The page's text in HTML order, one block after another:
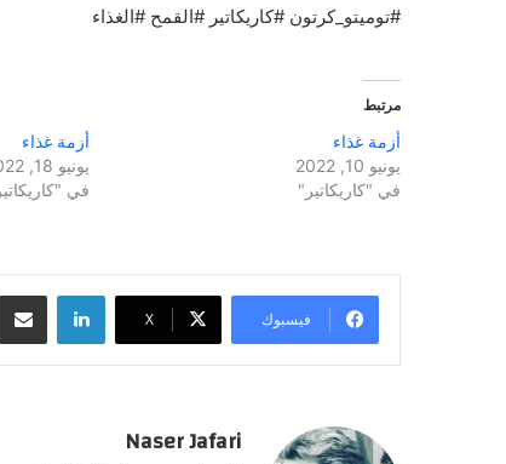
#توميتو_كرتون #كاريكاتير #القمح #الغذاء
مرتبط
أزمة غذاء
يونيو 10, 2022
في "كاريكاتير"
أزمة غذاء
يونيو 18, 2022
في
فيسبوك ‫X
لينكدإن
Naser Jafari